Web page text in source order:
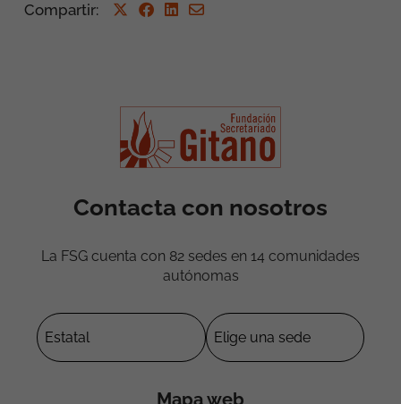
Compartir:
Contacta con nosotros
La FSG cuenta con 82 sedes en 14 comunidades
autónomas
Mapa web